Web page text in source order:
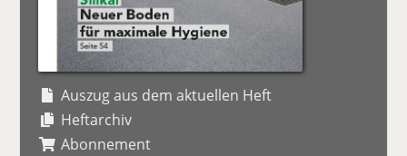
Auszug aus dem aktuellen Heft
Heftarchiv
Abonnement